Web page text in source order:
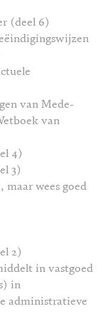
(deel 6)
van Mede-
van
4)
3)
maar wees goed
2)
in vastgoed
in
administratieve